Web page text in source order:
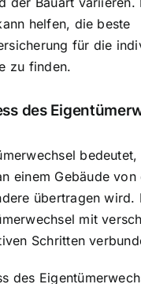
helfen, die beste
für die
zu finden.
des
einem Gebäude von
übertragen wird.
mit
Schritten
des